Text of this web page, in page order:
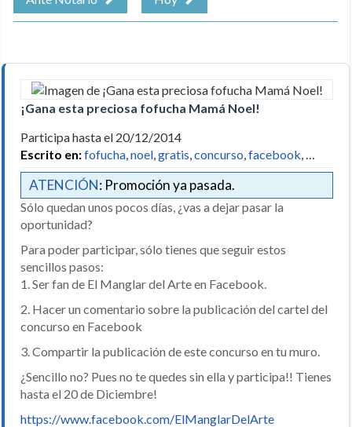
¡Gana esta preciosa fofucha Mamá Noel!
Participa hasta el 20/12/2014
Escrito en:fofucha,noel,gratis,concurso,facebook, …
ATENCIÓN: Promoción ya pasada.
Sólo quedan unos pocos días, ¿vas a dejar pasar la
oportunidad?
Para poder participar, sólo tienes que seguir estos
sencillos pasos:
1. Ser fan de El Manglar del Arte en Facebook.
2. Hacer un comentario sobre la publicación del cartel del
concurso en Facebook
3. Compartir la publicación de este concurso en tu muro.
¿Sencillo no? Pues no te quedes sin ella y participa!! Tienes
hasta el 20 de Diciembre!
https://www.facebook.com/ElManglarDelArte